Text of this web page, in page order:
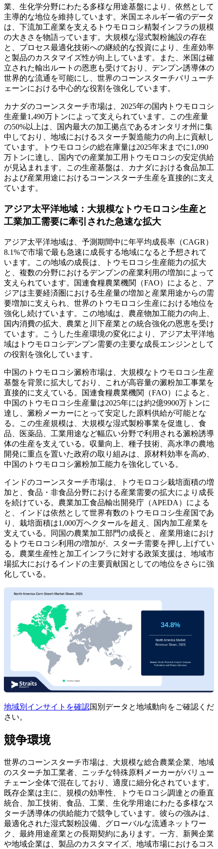
業、生化学分野にわたる多様な用途基盤により、依然として
主導的な地位を維持しています。米国エネルギー省のデータ
は、下流加工産業を支えるトウモロコシ精製インフラの規模
の大きさを物語っています。大規模な湿式製粉施設の存在
と、プロセス最適化技術への継続的な投資により、生産効率
と製品のカスタマイズ性が向上しています。また、米国は確
立された輸出ルートの恩恵も受けており、デンプン誘導体の
世界的な流通を可能にし、世界のコーンスターチバリューチ
ェーンにおける中心的な役割を強化しています。
カナダのコーンスターチ市場は、2025年の国内トウモロコシ
生産量1,490万トンによって支えられています。この生産量
の50%以上は、国内最大の加工拠点であるオンタリオ州に集
中しており、地域におけるスターチ製造能力の向上に貢献し
ています。トウモロコシの総在庫量は2025年末までに1,090
万トンに達し、国内での産業加工用トウモロコシの安定供給
が見込まれます。この生産基盤は、カナダにおける食品加工
および産業用途におけるコーンスターチ生産を直接的に支え
ています。
アジア太平洋地域：大規模なトウモロコシ生産と
工業加工需要に牽引された急速な拡大
アジア太平洋地域は、予測期間中に年平均成長率（CAGR）
8.1%で市場で最も急速に成長する地域になると予想されて
います。この地域の成長は、トウモロコシ生産能力の拡大
と、複数の分野におけるデンプンの産業利用の増加によって
支えられています。国連食糧農業機関（FAO）によると、ア
ジアは主要経済圏における生産量の増加と産業用途からの需
要増加に支えられ、世界のトウモロコシ生産における地位を
強化し続けています。この地域は、農産物加工能力の向上、
国内消費の拡大、農業と川下産業との統合強化の恩恵を受け
ています。こうした生産環境の変化により、アジア太平洋地
域はトウモロコシデンプ​​ン需要の主要な成長エンジンとして
の役割を強化しています。
中国のトウモロコシ澱粉市場は、大規模なトウモロコシ生産
基盤を背景に拡大しており、これが高容量の澱粉加工事業を
直接的に支えている。国連食糧農業機関（FAO）によると、
中国のトウモロコシ生産量は2025年には約2億9900万トンに
達し、澱粉メーカーにとって安定した原料供給が可能とな
る。この生産規模は、大規模な湿式製粉事業を促進し、食
品、医薬品、工業用途など幅広い分野で利用される澱粉誘導
体の生産を支えている。収量向上、種子技術、高水準の農地
開発に重点を置いた政府の取り組みは、原材料効率を高め、
中国のトウモロコシ澱粉加工能力を強化している。
インドのコーンスターチ市場は、トウモロコシ栽培面積の増
加と、食品・非食品分野における産業需要の拡大により成長
を続けている。農業加工食品輸出開発庁（APEDA）による
と、インドは依然として世界有数のトウモロコシ生産国であ
り、栽培面積は1,000万ヘクタールを超え、国内加工産業を
支えている。同国の農業加工部門の成長と、産業用途におけ
るトウモロコシ利用の増加が、スターチ需要を押し上げてい
る。農業生産性と加工インフラに対する政策支援は、地域市
場拡大におけるインドの主要貢献国としての地位をさらに強
化している。
地域別インサイトを確認国別データと地域動向をご確認くだ
さい。
競争環境
世界のコーンスターチ市場は、大規模な総合農業企業、地域
のスターチ加工業者、ニッチな特殊原料メーカーがバリュー
チェーン全体で混在しており、適度に細分化されています。
既存企業は主に、規模の効率性、トウモロコシ調達との垂直
統合、加工技術、食品、工業、生化学用途にわたる多様なス
ターチ誘導体の供給能力で競争しています。彼らの強みは、
最適化された湿式製粉設備、グローバルな流通ネットワー
ク、最終用途産業との長期契約にあります。一方、新興企業
や地域企業は、製品のカスタマイズ、地域市場におけるコス